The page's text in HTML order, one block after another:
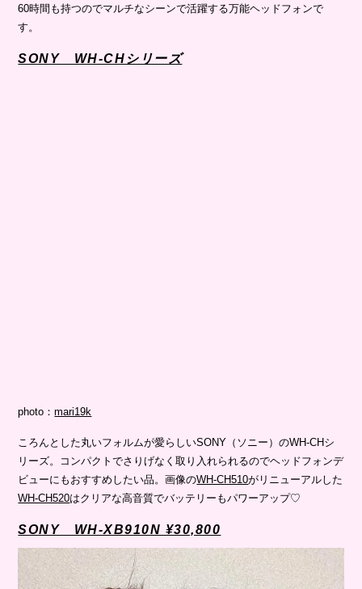
60時間も持つのでマルチなシーンで活躍する万能ヘッドフォンで
す。
SONY WH-CHシリーズ
photo：mari19k
ころんとした丸いフォルムが愛らしいSONY（ソニー）のWH-CHシ
リーズ。コンパクトでさりげなく取り入れられるのでヘッドフォンデ
ビューにもおすすめしたい品。画像のWH-CH510がリニューアルした
WH-CH520はクリアな高音質でバッテリーもパワーアップ♡
SONY WH-XB910N ¥30,800